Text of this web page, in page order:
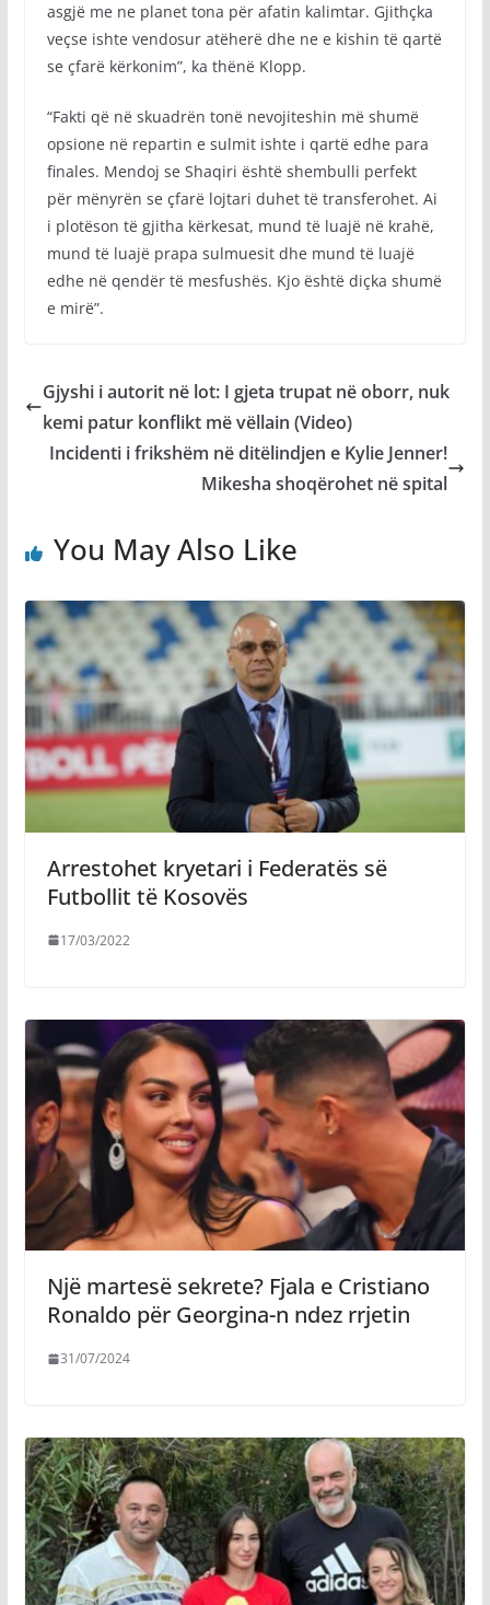
asgjë me ne planet tona për afatin kalimtar. Gjithçka
veçse ishte vendosur atëherë dhe ne e kishin të qartë
se çfarë kërkonim”, ka thënë Klopp.
“Fakti që në skuadrën tonë nevojiteshin më shumë
opsione në repartin e sulmit ishte i qartë edhe para
finales. Mendoj se Shaqiri është shembulli perfekt
për mënyrën se çfarë lojtari duhet të transferohet. Ai
i plotëson të gjitha kërkesat, mund të luajë në krahë,
mund të luajë prapa sulmuesit dhe mund të luajë
edhe në qendër të mesfushës. Kjo është diçka shumë
e mirë”.
Gjyshi i autorit në lot: I gjeta trupat në oborr, nuk
kemi patur konflikt më vëllain (Video)
Incidenti i frikshëm në ditëlindjen e Kylie Jenner!
Mikesha shoqërohet në spital
You May Also Like
Arrestohet kryetari i Federatës së
Futbollit të Kosovës
17/03/2022
Një martesë sekrete? Fjala e Cristiano
Ronaldo për Georgina-n ndez rrjetin
31/07/2024